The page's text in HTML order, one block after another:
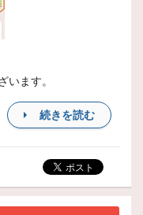
います。
続きを読む